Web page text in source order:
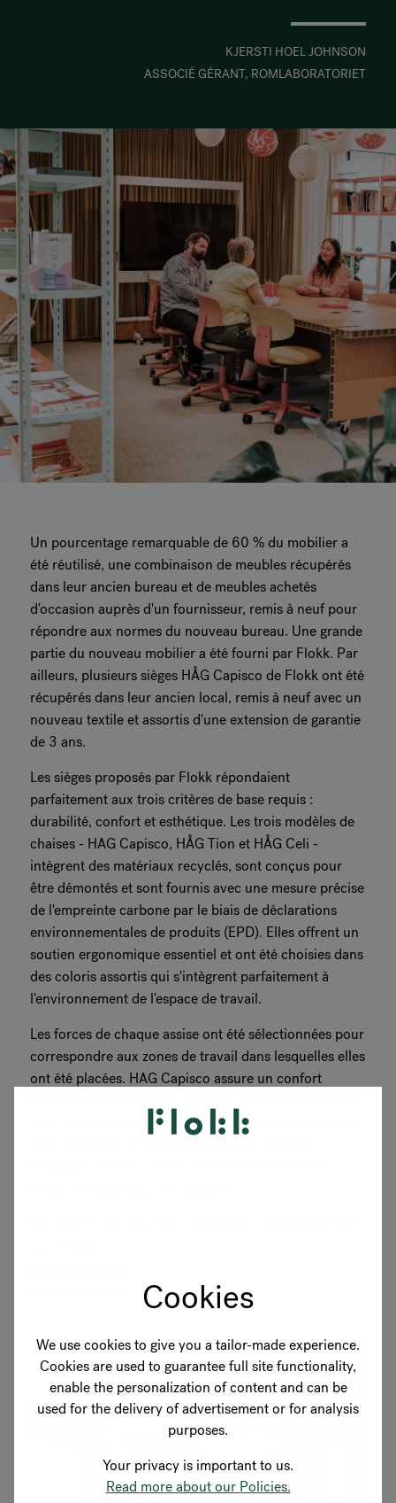
Cookies
We use cookies to give you a tailor-made experience.
Cookies are used to guarantee full site functionality,
enable the personalization of content and can be
used for the delivery of advertisement or for analysis
purposes.
Your privacy is important to us.
Read more about our Policies.
KJERSTI HOEL JOHNSON
ASSOCIÉ GÉRANT, ROMLABORATORIET
Un pourcentage remarquable de 60 % du mobilier a
été réutilisé, une combinaison de meubles récupérés
dans leur ancien bureau et de meubles achetés
d'occasion auprès d'un fournisseur, remis à neuf pour
répondre aux normes du nouveau bureau. Une grande
partie du nouveau mobilier a été fourni par Flokk. Par
ailleurs, plusieurs sièges HÅG Capisco de Flokk ont été
récupérés dans leur ancien local, remis à neuf avec un
nouveau textile et assortis d'une extension de garantie
de 3 ans.
Les sièges proposés par Flokk répondaient
parfaitement aux trois critères de base requis :
durabilité, confort et esthétique. Les trois modèles de
chaises - HAG Capisco, HÅG Tion et HÅG Celi -
intègrent des matériaux recyclés, sont conçus pour
être démontés et sont fournis avec une mesure précise
de l'empreinte carbone par le biais de déclarations
environnementales de produits (EPD). Elles offrent un
soutien ergonomique essentiel et ont été choisies dans
des coloris assortis qui s'intègrent parfaitement à
l'environnement de l'espace de travail.
Les forces de chaque assise ont été sélectionnées pour
correspondre aux zones de travail dans lesquelles elles
ont été placées. HAG Capisco assure un confort
Tion apporte un soutien avec un encombrement réduit